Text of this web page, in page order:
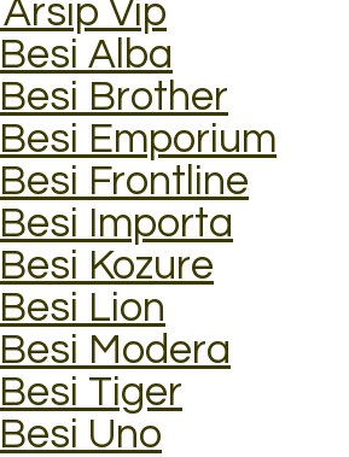
Vip
Alba
Brother
Emporium
Frontline
Importa
Kozure
Lion
Modera
Tiger
Uno